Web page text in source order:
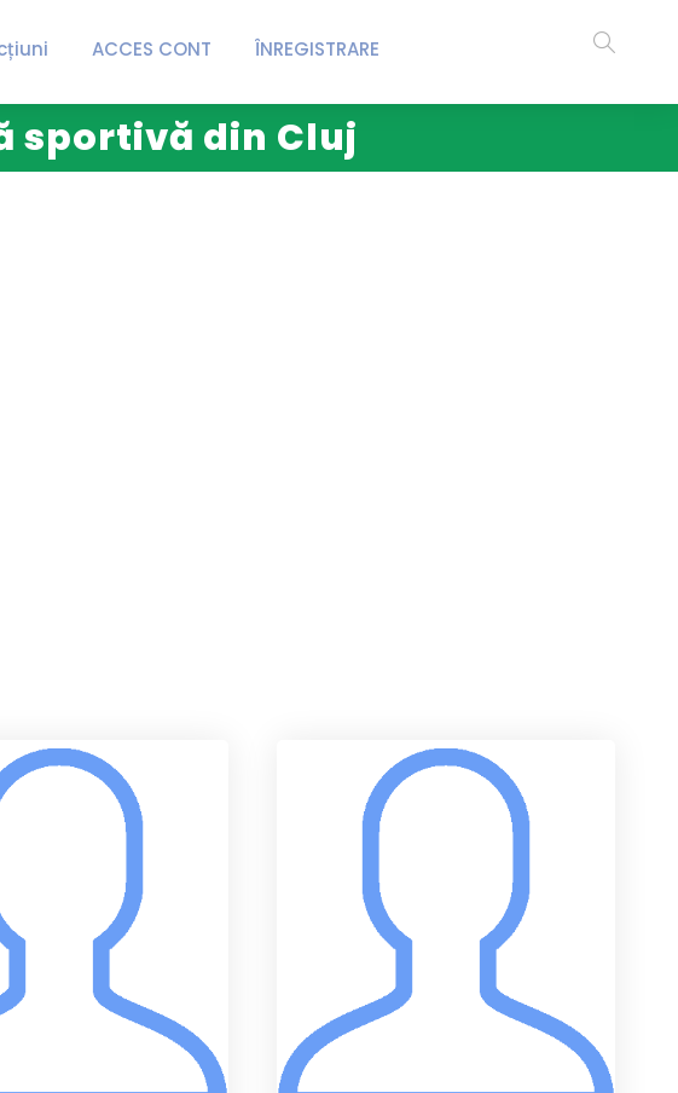
ACCES CONT ÎNREGISTRARE
sportivă din Cluj